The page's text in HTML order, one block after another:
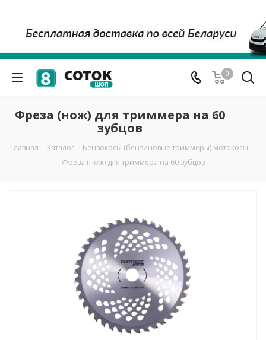
0
Фреза (нож) для триммера на 60
зубцов
Главная - Каталог - Бензокосы (бензиновые триммеры) мотокосы -
Фреза (нож) для триммера на 60 зубцов